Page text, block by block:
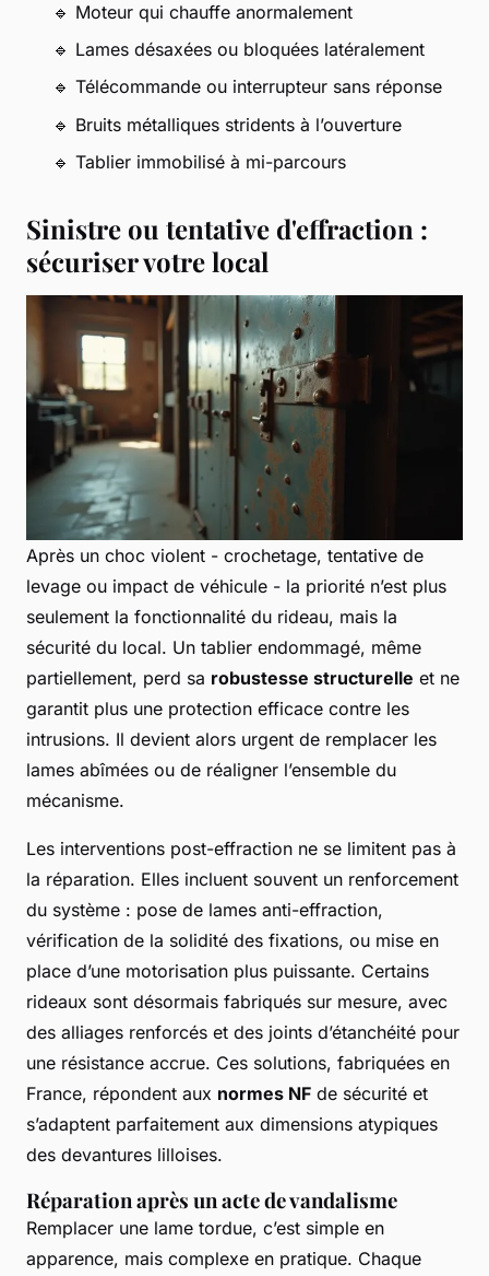
🔹 Moteur qui chauffe anormalement
🔹 Lames désaxées ou bloquées latéralement
🔹 Télécommande ou interrupteur sans réponse
🔹 Bruits métalliques stridents à l’ouverture
🔹 Tablier immobilisé à mi-parcours
Sinistre ou tentative d'effraction :
sécuriser votre local
Après un choc violent - crochetage, tentative de
levage ou impact de véhicule - la priorité n’est plus
seulement la fonctionnalité du rideau, mais la
sécurité du local. Un tablier endommagé, même
partiellement, perd sa robustesse structurelle et ne
garantit plus une protection efficace contre les
intrusions. Il devient alors urgent de remplacer les
lames abîmées ou de réaligner l’ensemble du
mécanisme.
Les interventions post-effraction ne se limitent pas à
la réparation. Elles incluent souvent un renforcement
du système : pose de lames anti-effraction,
vérification de la solidité des fixations, ou mise en
place d’une motorisation plus puissante. Certains
rideaux sont désormais fabriqués sur mesure, avec
des alliages renforcés et des joints d’étanchéité pour
une résistance accrue. Ces solutions, fabriquées en
France, répondent aux normes NF de sécurité et
s’adaptent parfaitement aux dimensions atypiques
des devantures lilloises.
Réparation après un acte de vandalisme
Remplacer une lame tordue, c’est simple en
apparence, mais complexe en pratique. Chaque